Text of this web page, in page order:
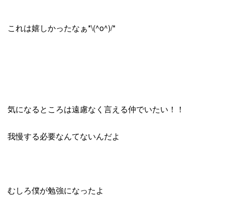
これは嬉しかったなぁ*\(^o^)/*
気になるところは遠慮なく言える仲でいたい！！
我慢する必要なんてないんだよ
むしろ僕が勉強になったよ